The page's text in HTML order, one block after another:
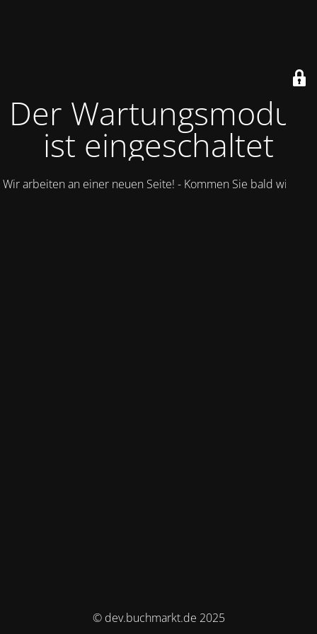
Der Wartungsmodus
ist eingeschaltet
Wir arbeiten an einer neuen Seite! - Kommen Sie bald wieder.
© dev.buchmarkt.de 2025